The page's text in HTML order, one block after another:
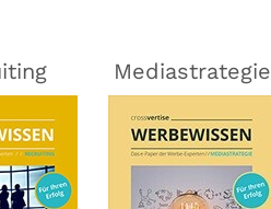
Mediastrategie